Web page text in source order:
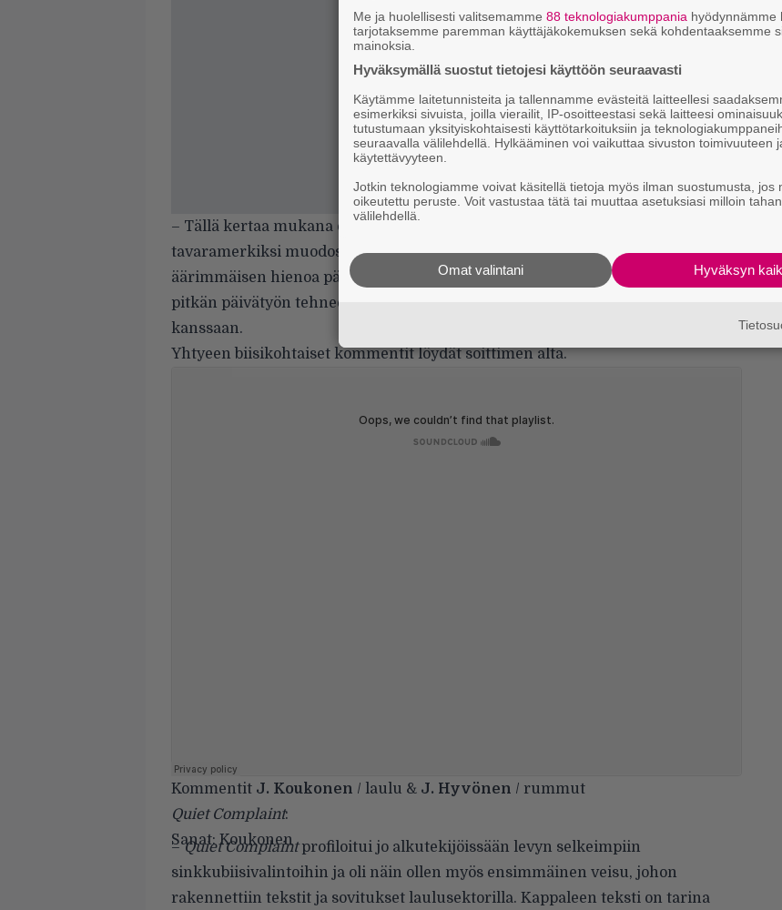
– Tällä kertaa mukana on myös enemmän suoraviivaisempia biisejä ilman että
tavaramerkiksi muodostunut BRHG-soundi olisi kadonnut mihinkään. On
äärimmäisen hienoa päästä tekemään yhteistyötä kotimaisen metallin hyväksi
pitkän päivätyön tehneen
kanssaan.
Yhtyeen biisikohtaiset kommentit löydät soittimen alta.
Kommentit J. Koukonen / laulu & J. Hyvönen / rummut
Quiet Complaint:
Sanat: Koukonen
–Quiet Complaintprofiloitui jo alkutekijöissään levyn selkeimpiin
sinkkubiisivalintoihin ja oli näin ollen myös ensimmäinen veisu, johon
rakennettiin tekstit ja sovitukset laulusektorilla. Kappaleen teksti on tarina
Me ja huolellisesti valitsemamme 88 teknologiakumppania hyödynnämme
tarjotaksemme paremman käyttäjäkokemuksen sekä kohdentaaksemme
mainoksia.
Hyväksymällä suostut tietojesi käyttöön seuraavasti
Käytämme laitetunnisteita ja tallennamme evästeitä laitteellesi
esimerkiksi sivuista, joilla vierailit, IP-osoitteestasi sekä laitteesi
tutustumaan yksityiskohtaisesti käyttötarkoituksiin ja
seuraavalla välilehdellä. Hylkääminen voi vaikuttaa sivuston toimivuuteen
käytettävyyteen.
Jotkin teknologiamme voivat käsitellä tietoja myös ilman suostumusta, jos
oikeutettu peruste. Voit vastustaa tätä tai muuttaa asetuksiasi milloin
välilehdellä.
Hyväksyn
Omat valintani